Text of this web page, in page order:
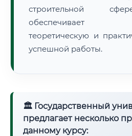
строительной
обеспечивает
теоретическую и
успешной работы.
🏛 Государственный
предлагает несколько
данному курсу: